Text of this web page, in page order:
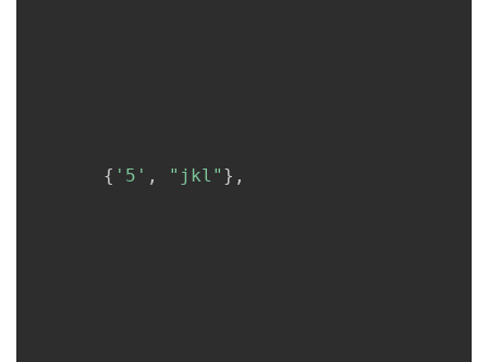
{ '5' , "jkl" } ,